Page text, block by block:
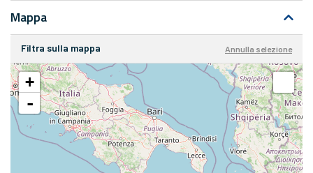
Mappa
Filtra sulla mappa Annulla selezione
+
-